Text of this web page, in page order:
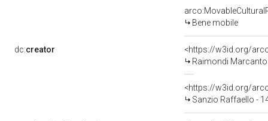
Bene mobile
dc:creator
<https://w3id.org/
Raimondi
<https://w3id.org/
Sanzio Raffaello -